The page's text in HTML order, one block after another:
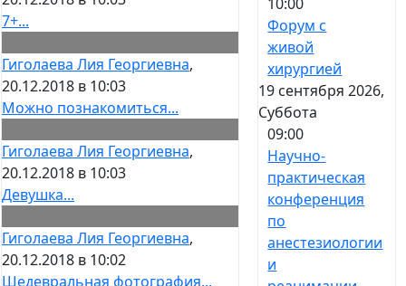
7+...
Гиголаева Лия Георгиевна,
20.12.2018 в 10:03
Можно познакомиться...
Гиголаева Лия Георгиевна,
20.12.2018 в 10:03
Девушка...
Гиголаева Лия Георгиевна,
20.12.2018 в 10:02
Шедевральная фотография...
Форум с
живой
хирургией
19 сентября 2026,
Суббота
09:00
Научно-
практическая
конференция
по
анестезиологии
и